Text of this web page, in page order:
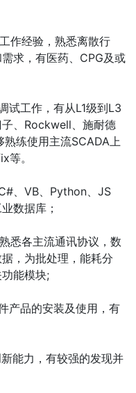
作经验，熟悉离散行
求，有医药、CPG及或
试工作，有从L1级到L3
、Rockwell、施耐德
练使用主流SCADA上
。
、VB、Python、JS
数据库；
悉各主流通讯协议，数
，为批处理，能耗分
能模块;
产品的安装及使用，有
能力，有较强的发现并